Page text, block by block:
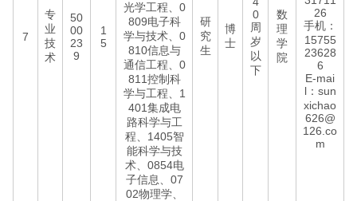
7
专
业
技
术
50
00
23
9
1
5
光学工程、0
809电子科
学与技术、0
810信息与
通信工程、0
811控制科
学与工程、1
401集成电
路科学与工
程、1405智
能科学与技
术、0854电
子信息、07
02物理学、
研
究
生
博
士
0
周
岁
以
下
数
理
学
院
26
手机：
15755
23628
6
E-mai
l：sun
xichao
626@
126.co
m